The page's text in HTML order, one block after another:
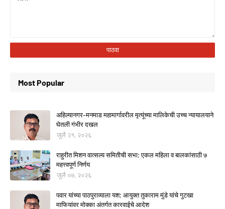
Most Popular
अहिल्यानगर–मनमाड महामार्गावरील मृत्यूंच्या मालिकेची उच्च न्यायालयाने
घेतली गंभीर दखल
जुलै २१, २०२६
राहुरीत मिशन वात्सल्य समितीची सभा; एकल महिला व बालकांसाठी ७
महत्त्वपूर्ण निर्णय
जुलै ०७, २०२६
पवार यांच्या पाठपुराव्याला यश; आयुक्त तुकाराम मुंडे यांचे गुटखा
माफियांवर मोक्का अंतर्गत कारवाईचे आदेश